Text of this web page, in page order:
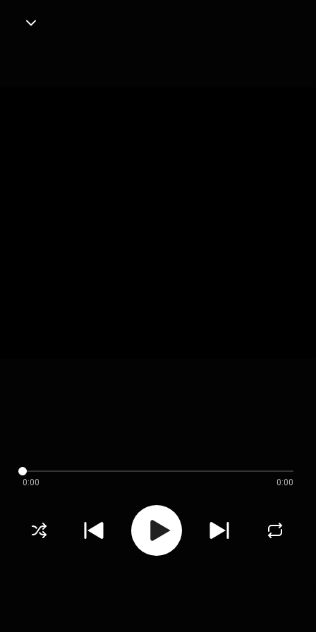
0:00 0:00